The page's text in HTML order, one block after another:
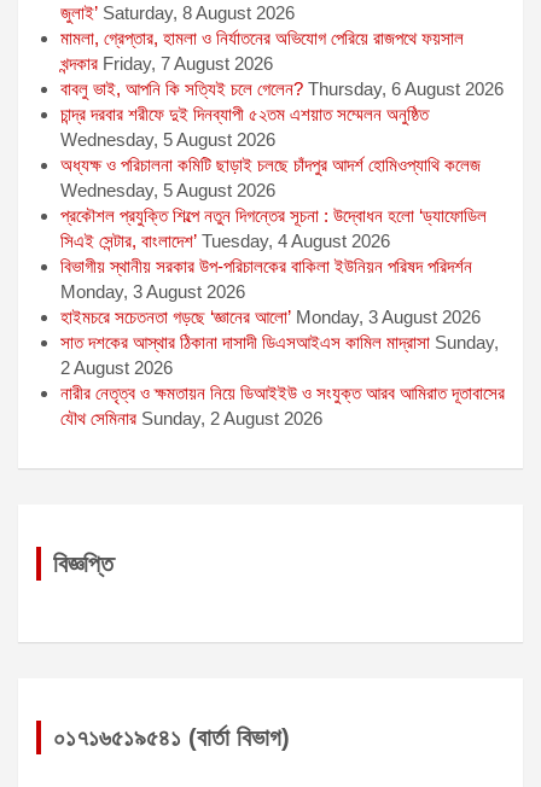
জুলাই’ Saturday, 8 August 2026
মামলা, গ্রেপ্তার, হামলা ও নির্যাতনের অভিযোগ পেরিয়ে রাজপথে ফয়সাল
খন্দকার Friday, 7 August 2026
বাবলু ভাই, আপনি কি সত্যিই চলে গেলেন? Thursday, 6 August 2026
চান্দ্র দরবার শরীফে দুই দিনব্যাপী ৫২তম এশয়াত সম্মেলন অনুষ্ঠিত
Wednesday, 5 August 2026
অধ্যক্ষ ও পরিচালনা কমিটি ছাড়াই চলছে চাঁদপুর আদর্শ হোমিওপ্যাথি কলেজ
Wednesday, 5 August 2026
প্রকৌশল প্রযুক্তি শিল্পে নতুন দিগন্তের সূচনা : উদ্বোধন হলো ‘ড্যাফোডিল
সিএই সেন্টার, বাংলাদেশ’ Tuesday, 4 August 2026
বিভাগীয় স্থানীয় সরকার উপ-পরিচালকের বাকিলা ইউনিয়ন পরিষদ পরিদর্শন
Monday, 3 August 2026
হাইমচরে সচেতনতা গড়ছে ‘জ্ঞানের আলো’ Monday, 3 August 2026
সাত দশকের আস্থার ঠিকানা দাসাদী ডিএসআইএস কামিল মাদ্রাসা Sunday,
2 August 2026
নারীর নেতৃত্ব ও ক্ষমতায়ন নিয়ে ডিআইইউ ও সংযুক্ত আরব আমিরাত দূতাবাসের
যৌথ সেমিনার Sunday, 2 August 2026
বিজ্ঞপ্তি
০১৭১৬৫১৯৫৪১ (বার্তা বিভাগ)